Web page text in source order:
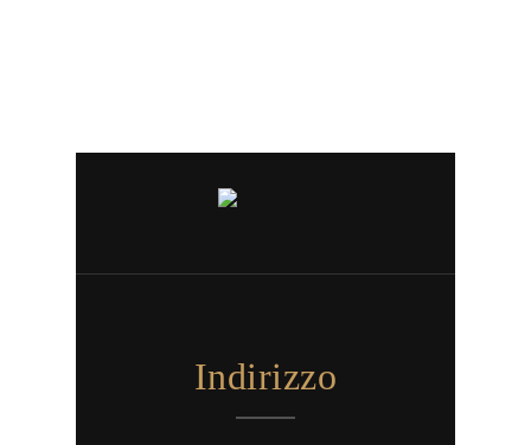
Indirizzo